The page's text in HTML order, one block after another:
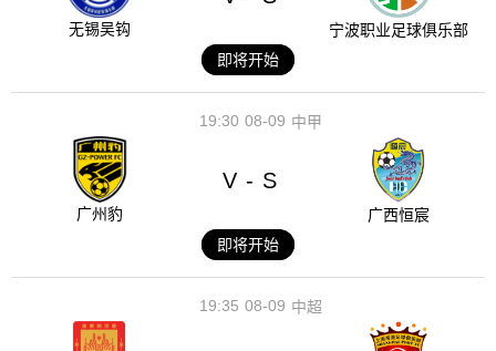
无锡吴钩
宁波职业足球俱乐部
即将开始
08-09
19:30 中甲
广州豹
V - S
广西恒宸
即将开始
08-09
19:35 中超